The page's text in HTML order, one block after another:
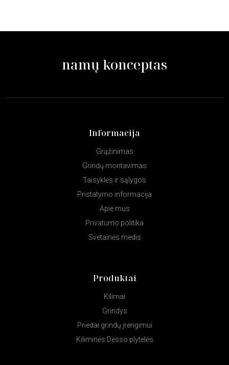
namų konceptas
Informacija
Grąžinimas
Grindų montavimas
Taisyklės ir sąlygos
Pristatymo informacija
Apie mus
Privatumo politika
Svetainės medis
Produktai
Kilimai
Grindys
Priedai grindų įrengimui
Kiliminės Desso plytelės